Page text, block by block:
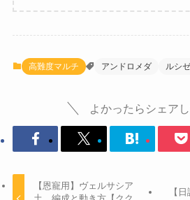
高難度マルチ アンドロメダ ルシ
よかったらシェアし
【恩寵用】ヴェルサシア
【